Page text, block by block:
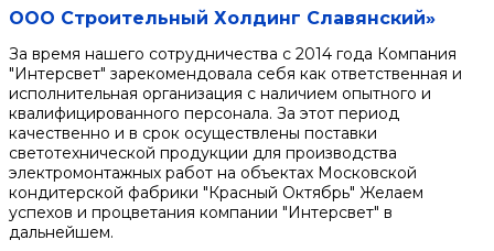
ООО Строительный Холдинг Славянский»
За время нашего сотрудничества с 2014 года Компания
"Интерсвет" зарекомендовала себя как ответственная и
исполнительная организация с наличием опытного и
квалифицированного персонала. За этот период
качественно и в срок осуществлены поставки
светотехнической продукции для производства
электромонтажных работ на объектах Московской
кондитерской фабрики "Красный Октябрь" Желаем
успехов и процветания компании "Интерсвет" в
дальнейшем.